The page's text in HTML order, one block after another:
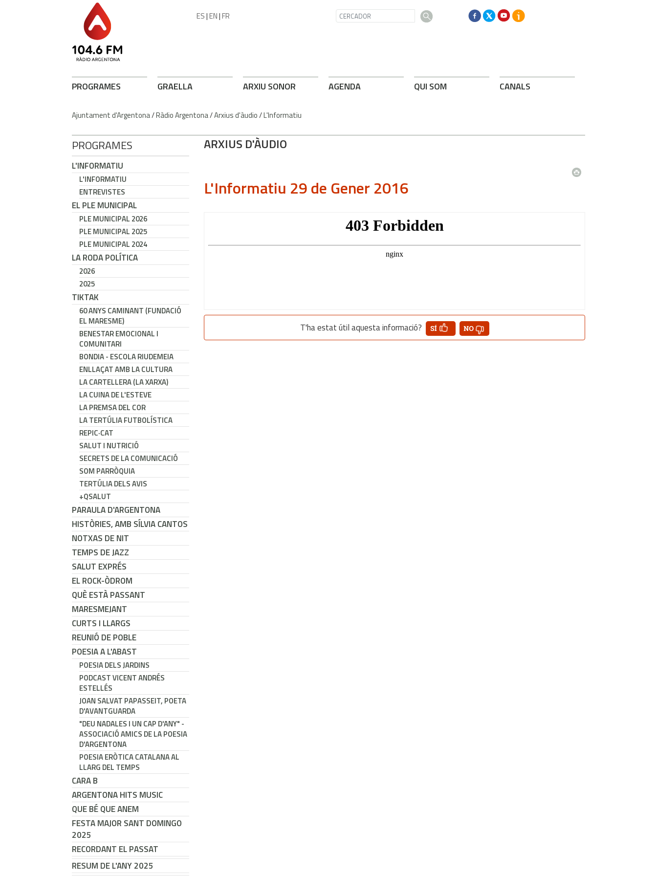
ES|EN|FR
PROGRAMES GRAELLA ARXIU SONOR AGENDA QUI SOM CANALS
Ajuntament d'Argentona/Ràdio Argentona/Arxius d'àudio/L'Informatiu
PROGRAMES
L'INFORMATIU
L'INFORMATIU
ENTREVISTES
EL PLE MUNICIPAL
PLE MUNICIPAL 2026
PLE MUNICIPAL 2025
PLE MUNICIPAL 2024
LA RODA POLÍTICA
2026
2025
TIKTAK
60 ANYS CAMINANT (FUNDACIÓ
EL MARESME)
BENESTAR EMOCIONAL I
COMUNITARI
BONDIA - ESCOLA RIUDEMEIA
ENLLAÇAT AMB LA CULTURA
LA CARTELLERA (LA XARXA)
LA CUINA DE L'ESTEVE
LA PREMSA DEL COR
LA TERTÚLIA FUTBOLÍSTICA
REPIC·CAT
SALUT I NUTRICIÓ
SECRETS DE LA COMUNICACIÓ
SOM PARRÒQUIA
TERTÚLIA DELS AVIS
+QSALUT
PARAULA D'ARGENTONA
HISTÒRIES, AMB SÍLVIA CANTOS
NOTXAS DE NIT
TEMPS DE JAZZ
SALUT EXPRÉS
EL ROCK-ÒDROM
QUÈ ESTÀ PASSANT
MARESMEJANT
CURTS I LLARGS
REUNIÓ DE POBLE
POESIA A L'ABAST
POESIA DELS JARDINS
PODCAST VICENT ANDRÉS
ESTELLÉS
JOAN SALVAT PAPASSEIT, POETA
D'AVANTGUARDA
"DEU NADALES I UN CAP D'ANY" -
ASSOCIACIÓ AMICS DE LA POESIA
D'ARGENTONA
POESIA ERÒTICA CATALANA AL
LLARG DEL TEMPS
CARA B
ARGENTONA HITS MUSIC
QUE BÉ QUE ANEM
FESTA MAJOR SANT DOMINGO
2025
RECORDANT EL PASSAT
RESUM DE L'ANY 2025
ARXIUS D'ÀUDIO
L'Informatiu 29 de Gener 2016
T'ha estat útil aquesta informació?